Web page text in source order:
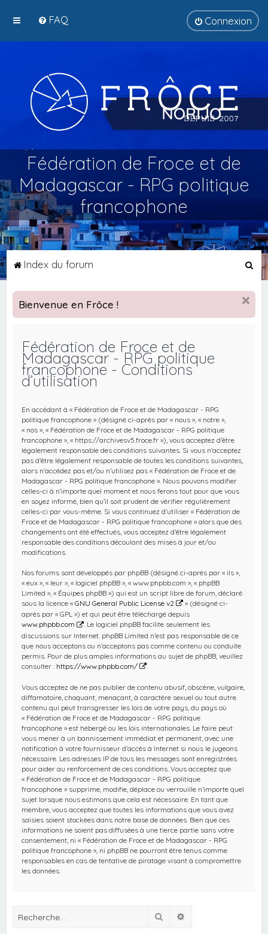
FAQ Connexion
Fédération de Froce et de
Madagascar - RPG politique
francophone
Index du forum
c
h
Bienvenue en Frôce !
Fédération de Froce et de
Madagascar - RPG politique
francophone - Conditions
d’utilisation
En accédant à « Fédération de Froce et de Madagascar - RPG
politique francophone » (désigné ci-après par « nous », « notre »,
« nos », « Fédération de Froce et de Madagascar - RPG politique
francophone », « https://archivesv5.froce.fr »), vous acceptez d’être
légalement responsable des conditions suivantes. Si vous n’acceptez
pas d’être légalement responsable de toutes les conditions suivantes,
alors n’accédez pas et/ou n’utilisez pas « Fédération de Froce et de
Madagascar - RPG politique francophone ». Nous pouvons modifier
celles-ci à n’importe quel moment et nous ferons tout pour que vous
en soyez informé, bien qu’il soit prudent de vérifier régulièrement
celles-ci par vous-même. Si vous continuez d’utiliser « Fédération de
Froce et de Madagascar - RPG politique francophone » alors que des
changements ont été effectués, vous acceptez d’être légalement
responsable des conditions découlant des mises à jour et/ou
modifications.
Nos forums sont développés par phpBB (désigné ci-après par « ils »,
« eux », « leur », « logiciel phpBB », « www.phpbb.com », « phpBB
Limited », « Équipes phpBB ») qui est un script libre de forum, déclaré
sous la licence «GNU General Public License v2
» (désigné ci-
après par « GPL ») et qui peut être téléchargé depuis
www.phpbb.com
. Le logiciel phpBB facilite seulement les
discussions sur Internet. phpBB Limited n’est pas responsable de ce
que nous acceptons ou n’acceptons pas comme contenu ou conduite
permis. Pour de plus amples informations au sujet de phpBB, veuillez
consulter : https://www.phpbb.com/
Vous acceptez de ne pas publier de contenu abusif, obscène, vulgaire,
diffamatoire, choquant, menaçant, à caractère sexuel ou tout autre
contenu qui peut transgresser les lois de votre pays, du pays où
« Fédération de Froce et de Madagascar - RPG politique
francophone » est hébergé ou les lois internationales. Le faire peut
vous mener à un bannissement immédiat et permanent, avec une
notification à votre fournisseur d’accès à Internet si nous le jugeons
nécessaire. Les adresses IP de tous les messages sont enregistrées
pour aider au renforcement de ces conditions. Vous acceptez que
« Fédération de Froce et de Madagascar - RPG politique
francophone » supprime, modifie, déplace ou verrouille n’importe quel
sujet lorsque nous estimons que cela est nécessaire. En tant que
membre, vous acceptez que toutes les informations que vous avez
saisies soient stockées dans notre base de données. Bien que ces
informations ne soient pas diffusées à une tierce partie sans votre
consentement, ni « Fédération de Froce et de Madagascar - RPG
politique francophone », ni phpBB ne pourront être tenus comme
responsables en cas de tentative de piratage visant à compromettre
les données.
Rechercher